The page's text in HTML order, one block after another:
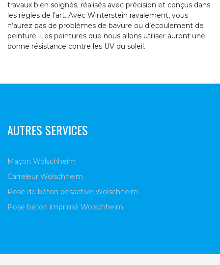
travaux bien soignés, réalisés avec précision et conçus dans
les règles de l’art. Avec Winterstein ravalement, vous
n’aurez pas de problèmes de bavure ou d’écoulement de
peinture. Les peintures que nous allons utiliser auront une
bonne résistance contre les UV du soleil.
AUTRES SERVICES
Maçon Wolschheim
Carreleur Wolschheim
Pose de béton désactivé Wolschheim
Pose béton imprimé Wolschheim